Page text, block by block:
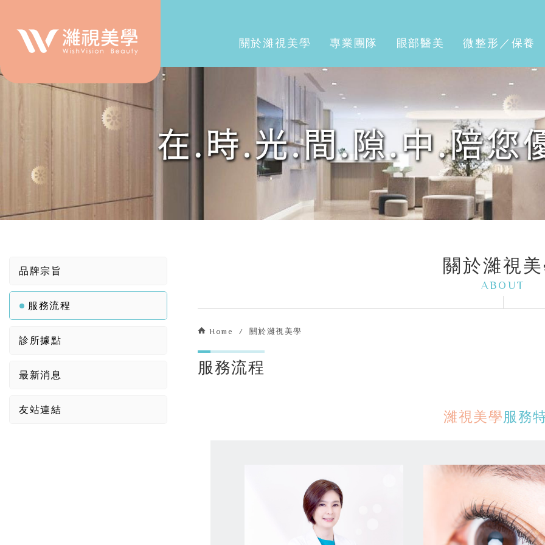
關於濰視美學 專業團隊 眼部醫美 微整形／保養
品牌宗旨
服務流程
診所據點
最新消息
友站連結
關於濰視
ABOUT
Home 關於濰視美學
服務流程
濰視美學服務